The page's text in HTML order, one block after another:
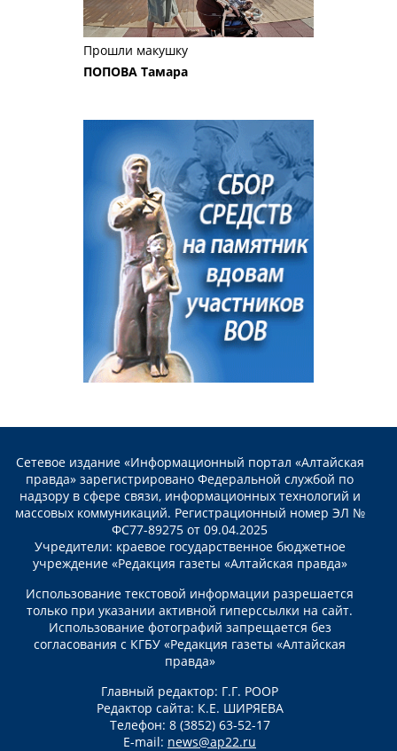
Прошли макушку
ПОПОВА Тамара
Сетевое издание «Информационный портал «Алтайская
правда» зарегистрировано Федеральной службой по
надзору в сфере связи, информационных технологий и
массовых коммуникаций. Регистрационный номер ЭЛ №
ФС77-89275 от 09.04.2025
Учредители: краевое государственное бюджетное
учреждение «Редакция газеты «Алтайская правда»
Использование текстовой информации разрешается
только при указании активной гиперссылки на сайт.
Использование фотографий запрещается без
согласования с КГБУ «Редакция газеты «Алтайская
правда»
Главный редактор: Г.Г. РООР
Редактор сайта: К.Е. ШИРЯЕВА
Телефон: 8 (3852) 63-52-17
E-mail: news@ap22.ru